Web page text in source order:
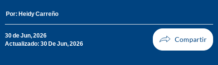
Por: Heidy Carreño
30 de Jun, 2026
Actualizado: 30 De Jun, 2026